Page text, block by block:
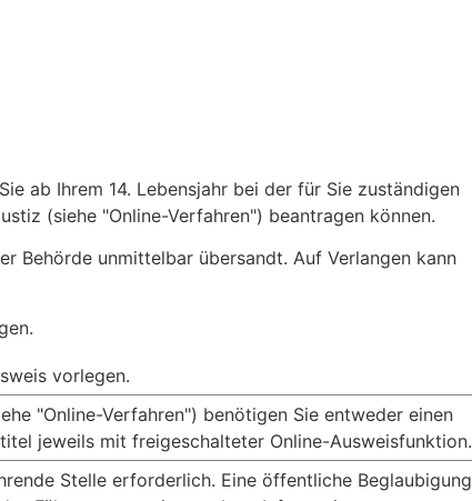
ab Ihrem 14. Lebensjahr bei der für Sie zuständigen
(siehe "Online-Verfahren") beantragen können.
Behörde unmittelbar übersandt. Auf Verlangen kann
vorlegen.
"Online-Verfahren") benötigen Sie entweder einen
jeweils mit freigeschalteter Online-Ausweisfunktion.
Stelle erforderlich. Eine öffentliche Beglaubigung